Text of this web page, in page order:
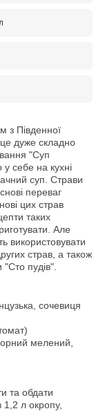
з Південної
дуже складно
"Суп
себе на кухні
суп. Страви
переваг
цих страв
таких
Але
використовувати
страв, а також
"Сто пудів".
сочевиця
мелений,
та обдати
1,2 л окропу,